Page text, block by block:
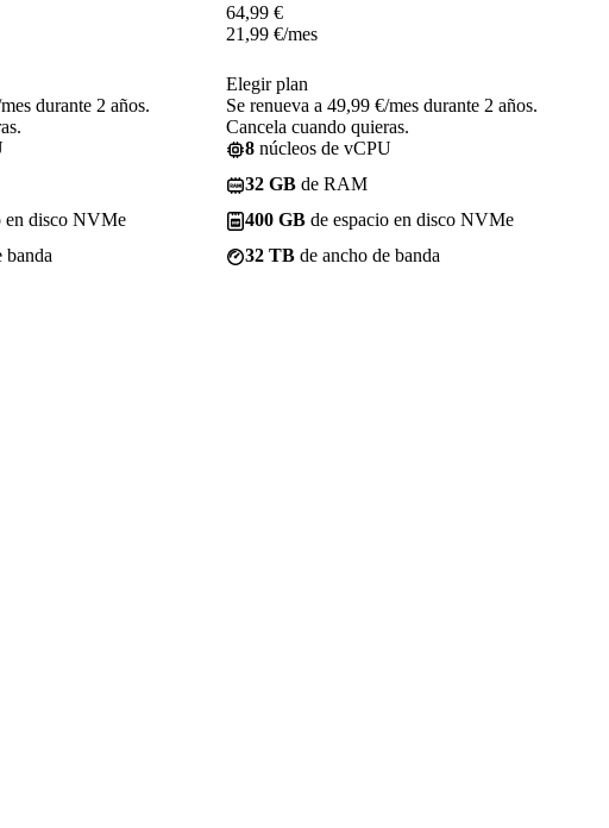
durante 2 años.
en disco NVMe
banda
64,99 €
21,99 €/mes
Elegir plan
Se renueva a 49,99 €/mes durante 2 años.
Cancela cuando quieras.
8 núcleos de vCPU
32 GB de RAM
400 GB de espacio en disco NVMe
32 TB de ancho de banda